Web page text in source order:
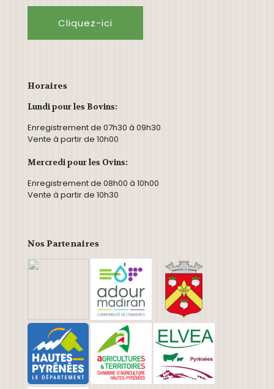
Cliquez-ici
Horaires
Lundi pour les Bovins:
Enregistrement de 07h30 à 09h30
Vente à partir de 10h00
Mercredi pour les Ovins:
Enregistrement de 08h00 à 10h00
Vente à partir de 10h30
Nos Partenaires